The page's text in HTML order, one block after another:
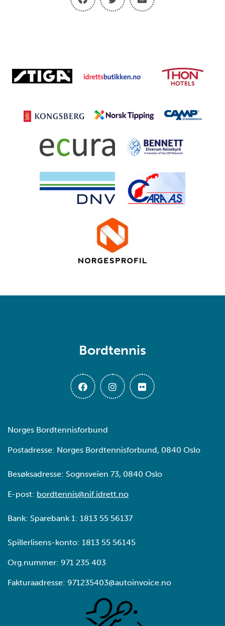
Bordtennis
Norges Bordtennisforbund
Postadresse: Norges Bordtennisforbund, 0840 Oslo
Besøksadresse: Sognsveien 73, 0840 Oslo
E-post: bordtennis@nif.idrett.no
Bank: Sparebank 1: 1813 55 56137
Spillerlisens-konto: 1813 55 56145
Org.nummer: 971 235 403
Fakturaadresse: 971235403@autoinvoice.no